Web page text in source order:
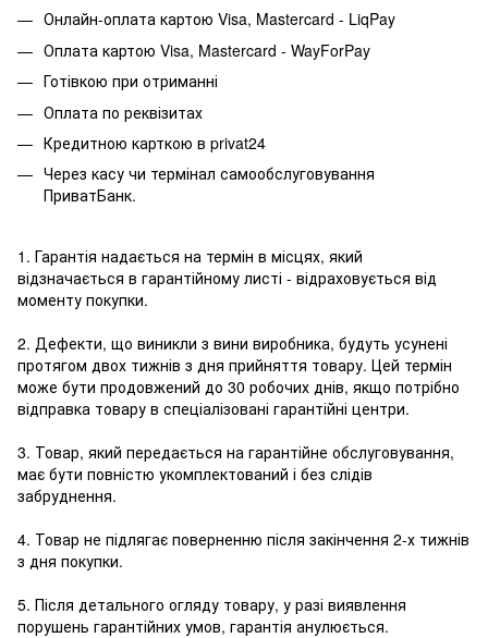
Онлайн-оплата картою Visa, Mastercard - LiqPay
Оплата картою Visa, Mastercard - WayForPay
Готівкою при отриманні
Оплата по реквізитах
Кредитною карткою в privat24
Через касу чи термінал самообслуговування
ПриватБанк.
1. Гарантія надається на термін в місцях, який
відзначається в гарантійному листі - відраховується від
моменту покупки.
2. Дефекти, що виникли з вини виробника, будуть усунені
протягом двох тижнів з дня прийняття товару. Цей термін
може бути продовжений до 30 робочих днів, якщо потрібно
відправка товару в спеціалізовані гарантійні центри.
3. Товар, який передається на гарантійне обслуговування,
має бути повністю укомплектований і без слідів
забруднення.
4. Товар не підлягає поверненню після закінчення 2-х тижнів
з дня покупки.
5. Після детального огляду товару, у разі виявлення
порушень гарантійних умов, гарантія анулюється.